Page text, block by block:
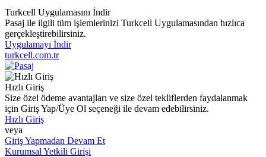
Turkcell Uygulamasını İndir
Pasaj ile ilgili tüm işlemlerinizi Turkcell Uygulamasından hızlıca
gerçekleştirebilirsiniz.
Uygulamayı İndir
turkcell.com.tr
Hızlı Giriş
Size özel ödeme avantajları ve size özel tekliflerden faydalanmak
için Giriş Yap/Üye Ol seçeneği ile devam edebilirsiniz.
Hızlı Giriş
veya
Giriş Yapmadan Devam Et
Kurumsal Yetkili Girişi